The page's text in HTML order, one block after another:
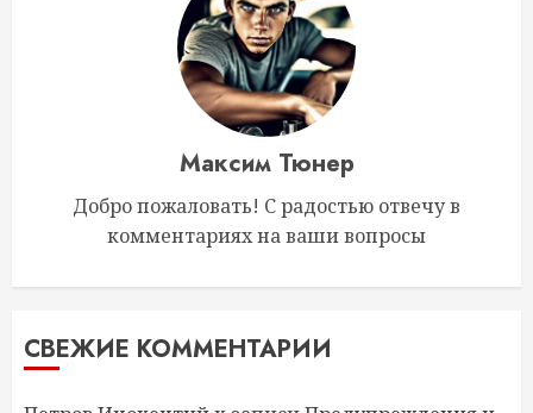
Максим Тюнер
Добро пожаловать! С радостью отвечу в
комментариях на ваши вопросы
СВЕЖИЕ КОММЕНТАРИИ